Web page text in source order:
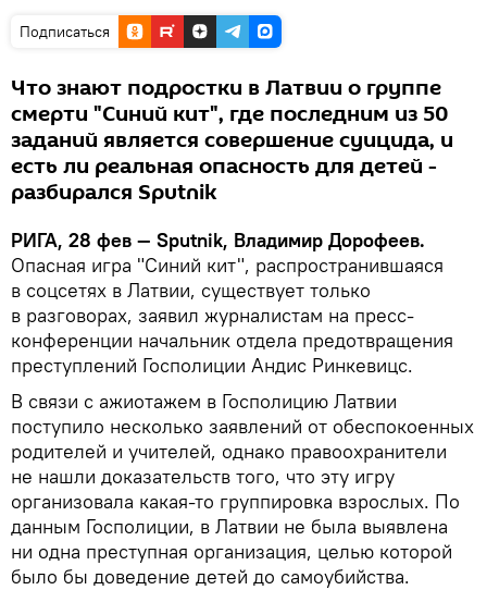
Подписаться
Что знают подростки в Латвии о группе
смерти "Синий кит", где последним из 50
заданий является совершение суицида, и
есть ли реальная опасность для детей -
разбирался Sputnik
РИГА, 28 фев — Sputnik, Владимир Дорофеев.
Опасная игра "Синий кит", распространившаяся
в соцсетях в Латвии, существует только
в разговорах, заявил журналистам на пресс-
конференции начальник отдела предотвращения
преступлений Госполиции Андис Ринкевицс.
В связи с ажиотажем в Госполицию Латвии
поступило несколько заявлений от обеспокоенных
родителей и учителей, однако правоохранители
не нашли доказательств того, что эту игру
организовала какая-то группировка взрослых. По
данным Госполиции, в Латвии не была выявлена
ни одна преступная организация, целью которой
было бы доведение детей до самоубийства.